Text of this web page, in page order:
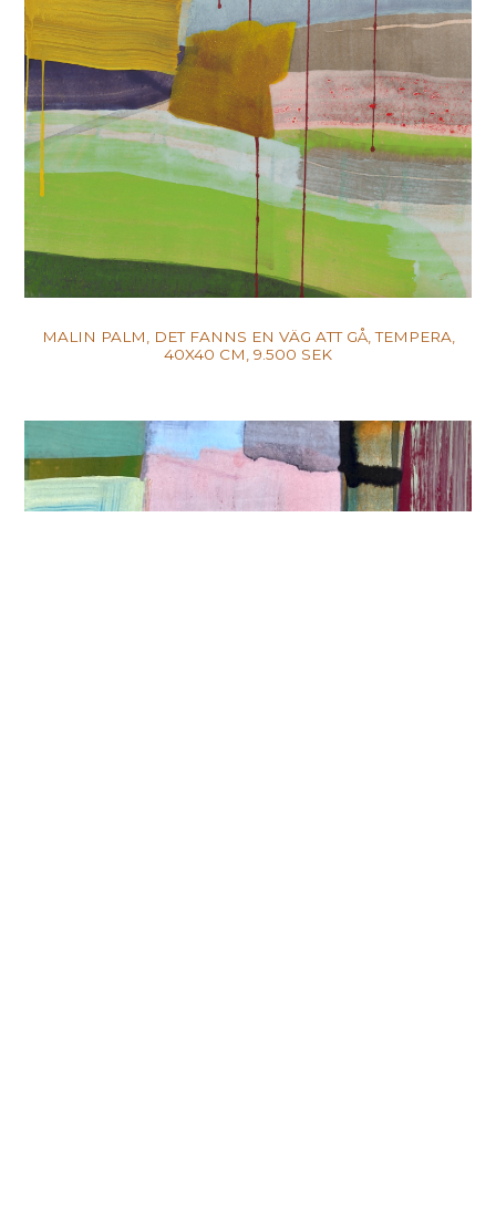
MALIN PALM, DET FANNS EN VÄG ATT GÅ, TEMPERA,
40X40 CM, 9.500 SEK